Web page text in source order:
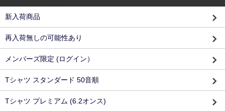
新入荷商品
再入荷無しの可能性あり
メンバーズ限定 (ログイン）
Tシャツ スタンダード 50音順
Tシャツ プレミアム (6.2オンス)